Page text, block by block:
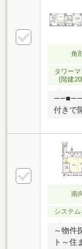
も魅
ルとり
圏内の
約20
内に
備さ
角
タワー
(階建
付きで
たくな
る駅
ート
最適
ーム
だき
サル
件・弊
南
システ
～物件
ト～住